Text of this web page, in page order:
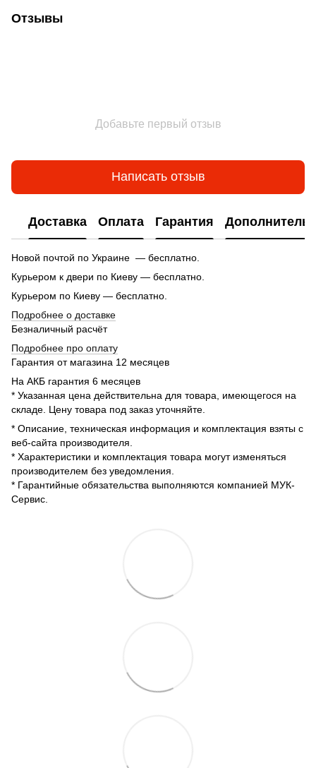
Отзывы
Добавьте первый отзыв
Написать отзыв
Доставка Оплата Гарантия
Новой почтой по Украине — бесплатно.
Курьером к двери по Киеву — бесплатно.
Курьером по Киеву — бесплатно.
Подробнее о доставке
Безналичный расчёт
Подробнее про оплату
Гарантия от магазина 12 месяцев
На АКБ гарантия 6 месяцев
* Указанная цена действительна для товара, имеющегося на
складе. Цену товара под заказ уточняйте.
* Описание, техническая информация и комплектация взяты с
веб-сайта производителя.
* Характеристики и комплектация товара могут изменяться
производителем без уведомления.
* Гарантийные обязательства выполняются компанией МУК-
Сервис.